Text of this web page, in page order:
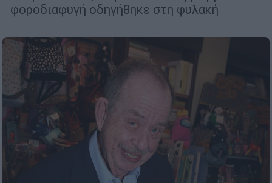
φοροδιαφυγή οδηγήθηκε στη φυλακή